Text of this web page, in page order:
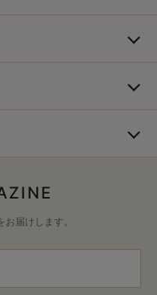
届けします。